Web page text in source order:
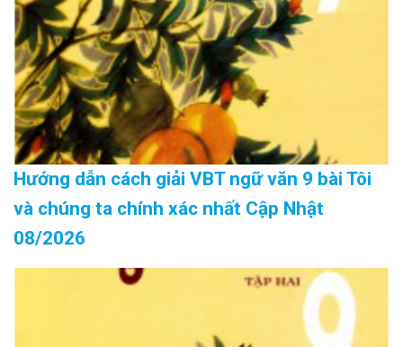
Hướng dẫn cách giải VBT ngữ văn 9 bài Tôi
và chúng ta chính xác nhất Cập Nhật
08/2026